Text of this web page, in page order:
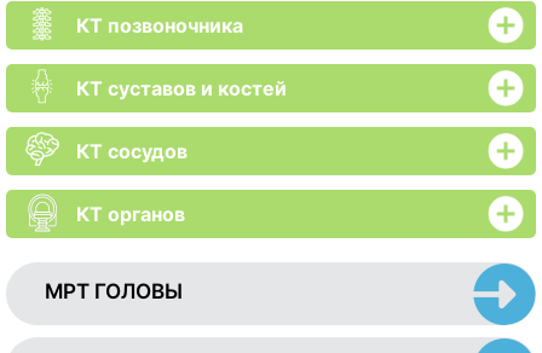
КТ позвоночника
КТ суставов и костей
КТ сосудов
КТ органов
МРТ ГОЛОВЫ